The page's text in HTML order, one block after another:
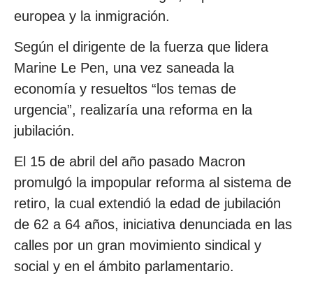
europea y la inmigración.
Según el dirigente de la fuerza que lidera
Marine Le Pen, una vez saneada la
economía y resueltos “los temas de
urgencia”, realizaría una reforma en la
jubilación.
El 15 de abril del año pasado Macron
promulgó la impopular reforma al sistema de
retiro, la cual extendió la edad de jubilación
de 62 a 64 años, iniciativa denunciada en las
calles por un gran movimiento sindical y
social y en el ámbito parlamentario.